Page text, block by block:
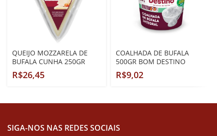
QUEIJO MOZZARELA DE
BUFALA CUNHA 250GR
R$
COALHADA DE BUFALA
500GR BOM DESTINO
R$
SIGA-NOS NAS REDES SOCIAIS